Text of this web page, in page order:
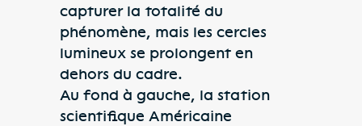
capturer la totalité du
phénomène, mais les cercles
lumineux se prolongent en
dehors du cadre.
Au fond à gauche, la station
scientifique Américaine